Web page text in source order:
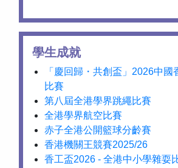
學生成就
「慶回歸・共創盃」2026中國
比賽
第八屆全港學界跳繩比賽
全港學界航空比賽
赤子全港公開籃球分齡賽
香港機關王競賽2025/26
香工盃2026 - 全港中小學雜耍